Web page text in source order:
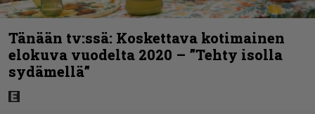
Tänään tv:ssä: Koskettava kotimainen
elokuva vuodelta 2020 – ”Tehty isolla
sydämellä”